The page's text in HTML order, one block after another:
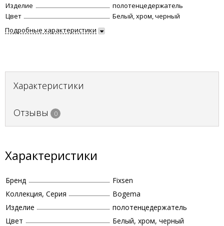
Изделие
полотенцедержатель
Цвет
Белый, хром, черный
Подробные характеристики
Характеристики
Отзывы 0
Характеристики
Бренд
Fixsen
Коллекция, Серия
Bogema
Изделие
полотенцедержатель
Цвет
Белый, хром, черный